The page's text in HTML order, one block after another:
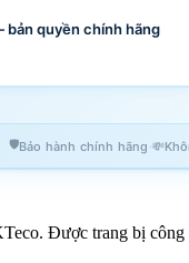
bản quyền chính hãng
🛡️Bảo hành chính hãng ·💸
Được trang bị